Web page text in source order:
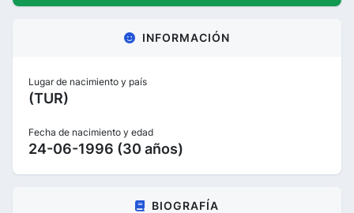
INFORMACIÓN
Lugar de nacimiento y país
(TUR)
Fecha de nacimiento y edad
24-06-1996 (30 años)
BIOGRAFÍA